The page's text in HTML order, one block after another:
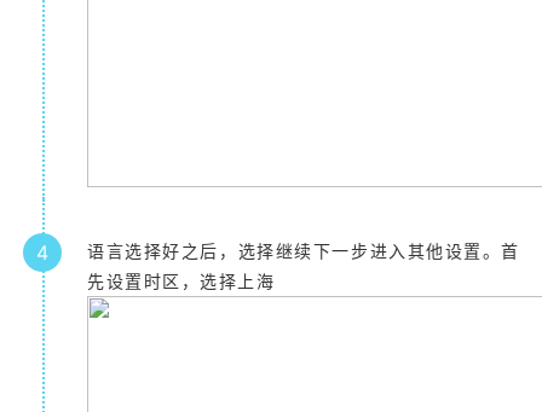
4
语言选择好之后，选择继续下一步进入其他设置。首
先设置时区，选择上海